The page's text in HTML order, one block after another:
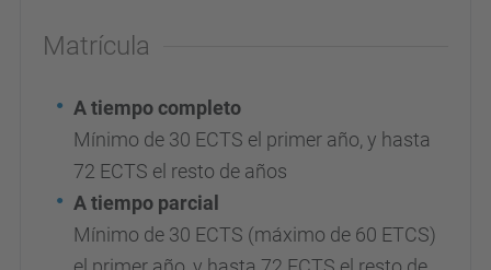
Matrícula
A tiempo completo
Mínimo de 30 ECTS el primer año, y hasta
72 ECTS el resto de años
A tiempo parcial
Mínimo de 30 ECTS (máximo de 60 ETCS)